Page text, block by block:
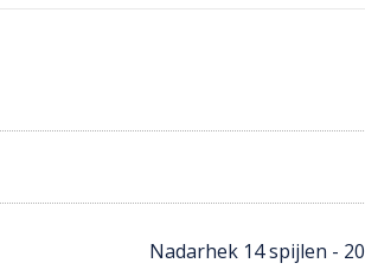
Nadarhek 14 spijlen -